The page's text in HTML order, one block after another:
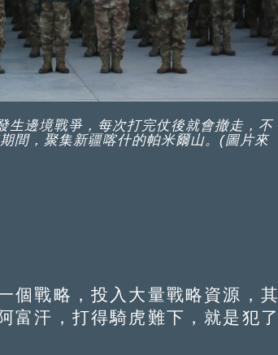
生邊境戰爭，每次打完仗後就會撤走，不
間，聚集新疆喀什的帕米爾山。(圖片來
戰略，投入大量戰略資源，其
富汗，打得騎虎難下，就是犯了